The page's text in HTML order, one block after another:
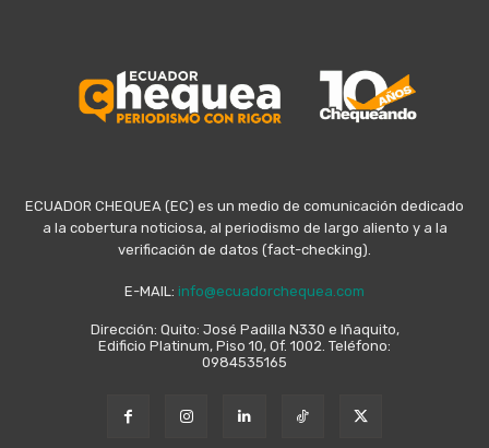
ECUADOR CHEQUEA (EC) es un medio de comunicación dedicado
a la cobertura noticiosa, al periodismo de largo aliento y a la
verificación de datos (fact-checking).
E-MAIL: info@ecuadorchequea.com
Dirección: Quito: José Padilla N330 e Iñaquito,
Edificio Platinum, Piso 10, Of. 1002. Teléfono:
0984535165